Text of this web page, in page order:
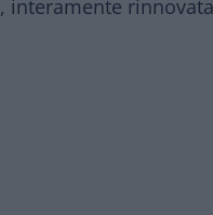
, interamente